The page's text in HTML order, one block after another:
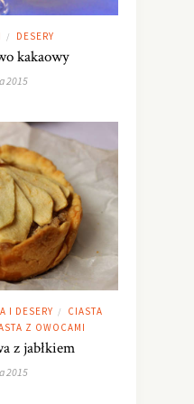
/ DESERY
kakaowy
2015
I DESERY /
CIASTA
Z OWOCAMI
z jabłkiem
2015